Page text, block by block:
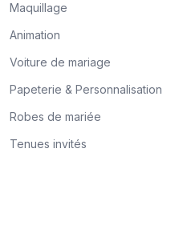
Maquillage
Animation
Voiture de mariage
Papeterie & Personnalisation
Robes de mariée
Tenues invités